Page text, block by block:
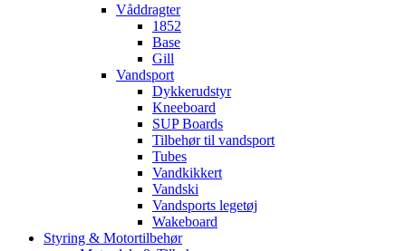
Våddragter
1852
Base
Gill
Vandsport
Dykkerudstyr
Kneeboard
SUP Boards
Tilbehør til vandsport
Tubes
Vandkikkert
Vandski
Vandsports legetøj
Wakeboard
Styring & Motortilbehør